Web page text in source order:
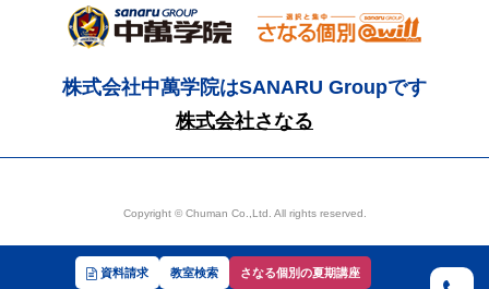
資料請求 教室検索 さなる個別の夏期講座
株式会社中萬学院はSANARU Groupです
株式会社さなる
Copyright © Chuman Co.,Ltd. All rights reserved.